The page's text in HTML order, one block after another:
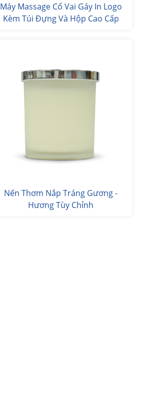
Máy Massage Cổ Vai Gáy In Logo
Kèm Túi Đựng Và Hộp Cao Cấp
Nến Thơm Nắp Tráng Gương -
Hương Tùy Chỉnh